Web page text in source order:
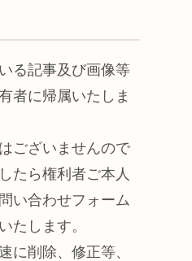
る記事及び画像等
者に帰属いたしま
ございませんので
たら権利者ご本人
い合わせフォーム
たします。
に削除、修正等、